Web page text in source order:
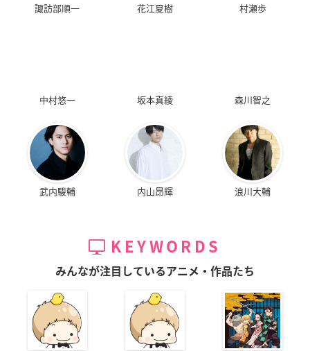
諏訪部順一 花江夏樹 村瀬歩
中村悠一 坂本真綾 森川智之
武内駿輔 内山昂輝 浪川大輔
KEYWORDS
みんなが注目しているアニメ・作品たち